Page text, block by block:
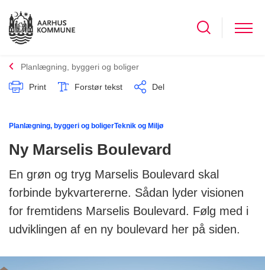
Planlægning, byggeri og boliger
Print Forstør tekst Del
Planlægning, byggeri og boligerTeknik og Miljø
Ny Marselis Boulevard
En grøn og tryg Marselis Boulevard skal
forbinde bykvartererne. Sådan lyder visionen
for fremtidens Marselis Boulevard. Følg med i
udviklingen af en ny boulevard her på siden.